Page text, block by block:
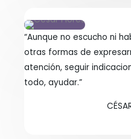
“Aunque no escucho ni
otras formas de
atención, seguir
todo, ayudar.”